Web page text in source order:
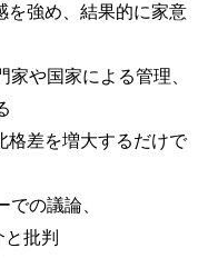
強め、結果的に家意
や国家による管理、
差を増大するだけで
の議論、
批判